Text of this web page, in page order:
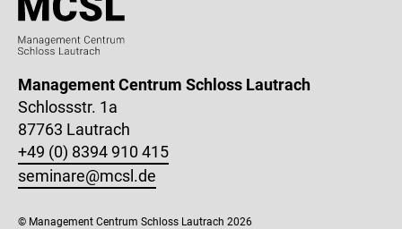
Management Centrum Schloss Lautrach
Schlossstr. 1a
87763 Lautrach
+49 (0) 8394 910 415
seminare@mcsl.de
© Management Centrum Schloss Lautrach 2026